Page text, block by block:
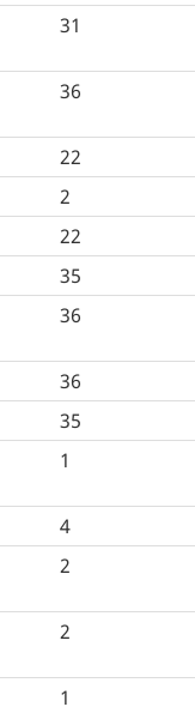
31
36
22
2
22
35
36
36
35
1
4
2
2
1